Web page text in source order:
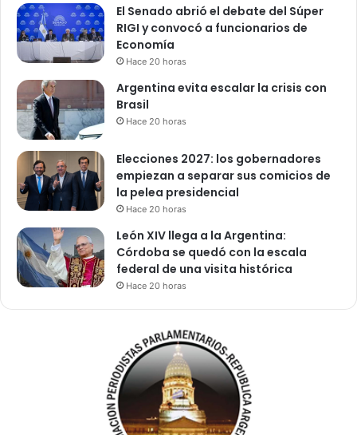
El Senado abrió el debate del Súper
RIGI y convocó a funcionarios de
Economía
Hace 20 horas
Argentina evita escalar la crisis con
Brasil
Hace 20 horas
Elecciones 2027: los gobernadores
empiezan a separar sus comicios de
la pelea presidencial
Hace 20 horas
León XIV llega a la Argentina:
Córdoba se quedó con la escala
federal de una visita histórica
Hace 20 horas